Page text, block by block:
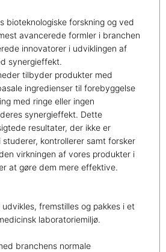
bioteknologiske forskning og ved
avancerede formler i branchen
innovatorer i udviklingen af
synergieffekt.
tilbyder produkter med
ingredienser til forebyggelse
med ringe eller ingen
synergieffekt. Dette
resultater, der ikke er
kontrollerer samt forsker
virkningen af vores produkter i
at gøre dem mere effektive.
fremstilles og pakkes i et
laboratoriemiljø.
branchens normale